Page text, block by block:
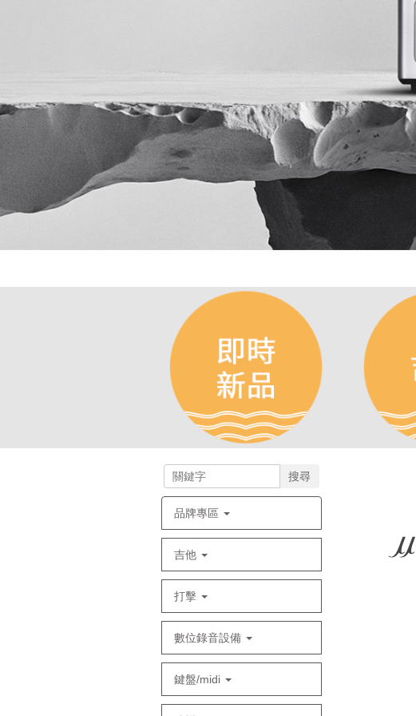
搜尋
品牌專區
吉他
打擊
數位錄音設備
鍵盤/midi